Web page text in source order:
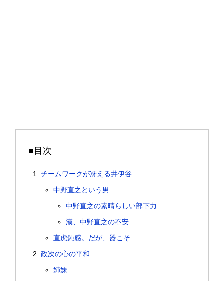
■目次
チームワークが冴える井伊谷
中野直之という男
中野直之の素晴らしい部下力
漢、中野直之の不安
直虎鈍感。だが、器こそ
政次の心の平和
姉妹